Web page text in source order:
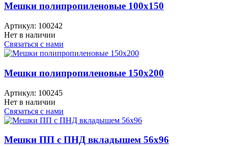
Мешки полипропиленовые 100x150
Артикул: 100242
Нет в наличии
Связаться с нами
Мешки полипропиленовые 150x200
Артикул: 100245
Нет в наличии
Связаться с нами
Мешки ПП с ПНД вкладышем 56x96